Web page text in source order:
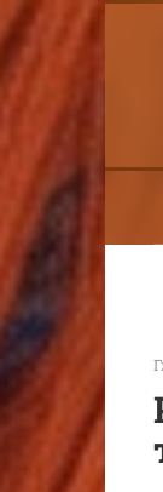
Перейти
к
контенту